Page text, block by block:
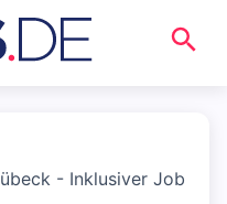
- Inklusiver Job